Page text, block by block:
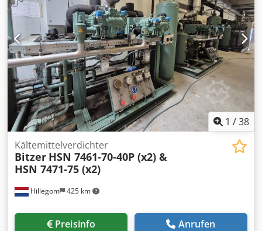
1 /38
Hillegom 425 km
Kältemittelverdichter
Bitzer HSN 7461-70-40P (x2) &
HSN 7471-75 (x2)
Preisinfo Anrufen